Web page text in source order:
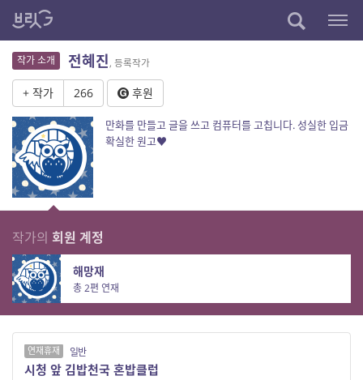
작가 소개 전혜진, 등록작가
+ 작가 266 후원
만화를 만들고 글을 쓰고 컴퓨터를 고칩니다. 성실한 입금
확실한 원고♥
작가의 회원 계정
해망재
총 2편 연재
연재휴재 일반
시청 앞 김밥천국 혼밥클럽